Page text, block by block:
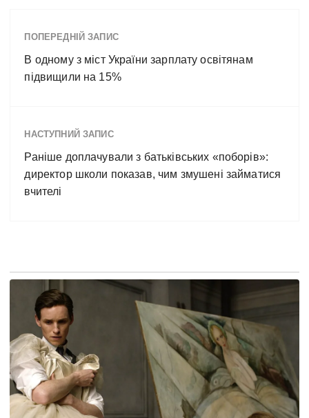
ПОПЕРЕДНІЙ ЗАПИС
В одному з міст України зарплату освітянам
підвищили на 15%
НАСТУПНИЙ ЗАПИС
Раніше доплачували з батьківських «поборів»:
директор школи показав, чим змушені займатися
вчителі